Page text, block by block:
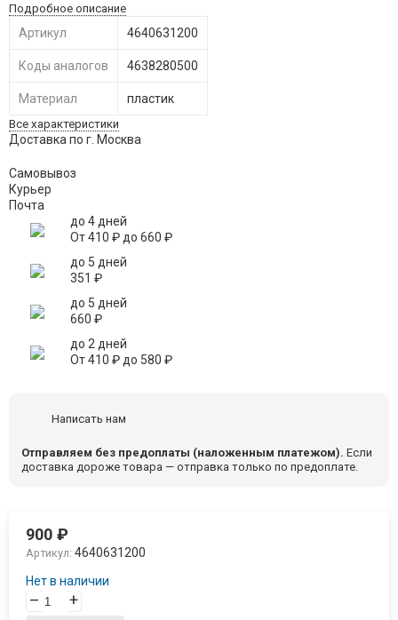
Подробное описание
Артикул 4640631200
Коды аналогов 4638280500
Материал пластик
Все характеристики
Доставка по г. Москва
Самовывоз
Курьер
Почта
до 4 дней
От 410 ₽ до 660 ₽
до 5 дней
351 ₽
до 5 дней
660 ₽
до 2 дней
От 410 ₽ до 580 ₽
Написать нам
Отправляем без предоплаты (наложенным платежом). Если
доставка дороже товара — отправка только по предоплате.
900₽
Артикул: 4640631200
Нет в наличии
– +